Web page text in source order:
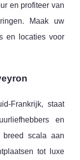
en profiteer van
Maak uw
en locaties voor
Frankrijk, staat
en
breed scala aan
tot luxe